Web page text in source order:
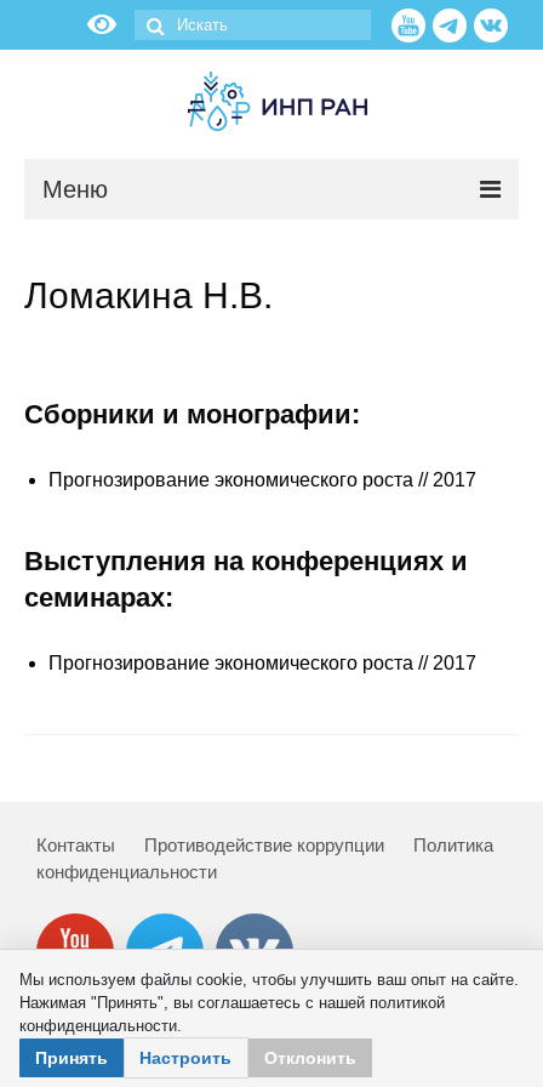
Меню
Научные подразделения
Администрация
Отчетность
Противодействие коррупции
Научная жизнь
Проблемы прогнозирования
О журнале
Номера журналов
Ломакина Н.В.
Сборники и монографии:
Прогнозирование экономического роста // 2017
Выступления на конференциях и
семинарах:
Прогнозирование экономического роста // 2017
Контакты Противодействие коррупции
Политика
конфиденциальности
© 2026 ИНП РАН
Мы используем файлы cookie, чтобы улучшить ваш опыт на сайте.
Нажимая "Принять", вы соглашаетесь с нашей политикой
конфиденциальности.
Принять Настроить Отклонить